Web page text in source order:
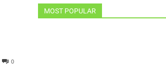
0
MOST POPULAR